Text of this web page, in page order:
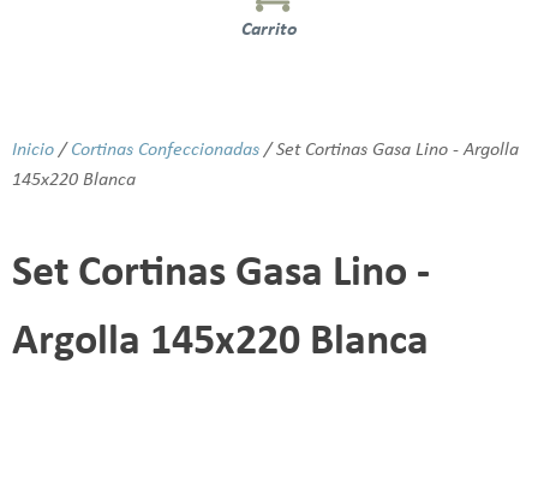
Carrito
Inicio/ Cortinas Confeccionadas/ Set Cortinas Gasa Lino - Argolla
145x220 Blanca
Set Cortinas Gasa Lino -
Argolla 145x220 Blanca